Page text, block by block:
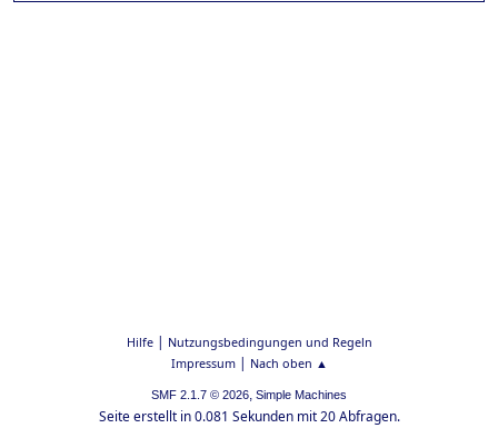
Hilfe| Nutzungsbedingungen und Regeln
Impressum| Nach oben ▲
SMF 2.1.7 © 2026, Simple Machines
Seite erstellt in 0.081 Sekunden mit 20 Abfragen.